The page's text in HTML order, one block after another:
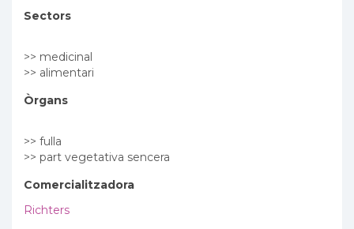
Sectors
>> medicinal
>> alimentari
Òrgans
>> fulla
>> part vegetativa sencera
Comercialitzadora
Richters